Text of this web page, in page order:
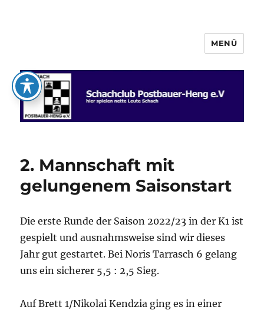
Schachclub Postbauer-Heng e.V.
MENÜ
2. Mannschaft mit
gelungenem Saisonstart
Die erste Runde der Saison 2022/23 in der K1 ist
gespielt und ausnahmsweise sind wir dieses
Jahr gut gestartet. Bei Noris Tarrasch 6 gelang
uns ein sicherer 5,5 : 2,5 Sieg.
Auf Brett 1/Nikolai Kendzia ging es in einer